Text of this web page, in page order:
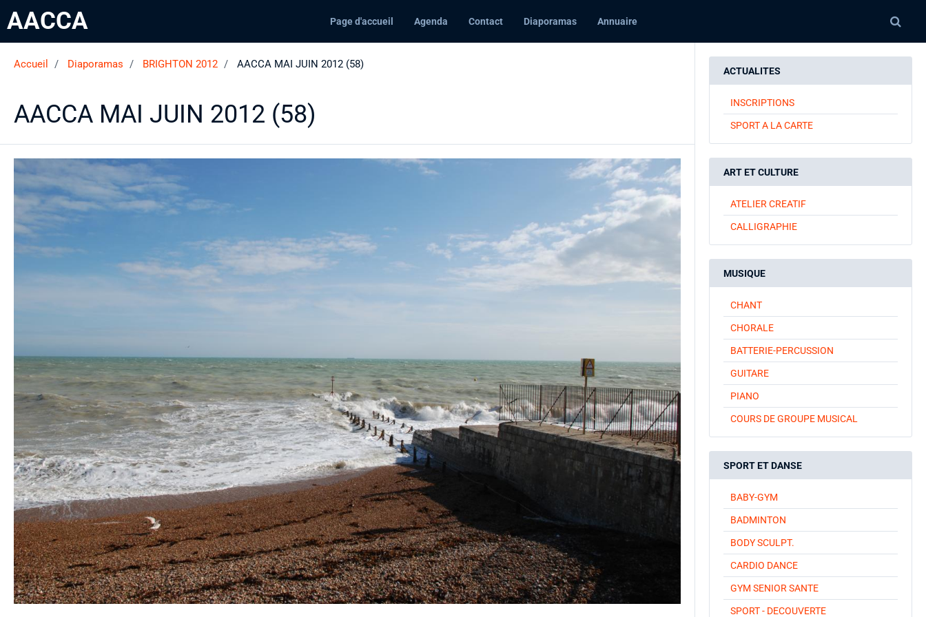
AACCA Page d'accueil Agenda Contact Diaporamas Annuaire
Accueil Diaporamas BRIGHTON 2012 AACCA MAI JUIN 2012 (58)
AACCA MAI JUIN 2012 (58)
ACTUALITES
INSCRIPTIONS
SPORT A LA CARTE
ART ET CULTURE
ATELIER CREATIF
CALLIGRAPHIE
MUSIQUE
CHANT
CHORALE
BATTERIE-PERCUSSION
GUITARE
PIANO
COURS DE GROUPE MUSICAL
SPORT ET DANSE
BABY-GYM
BADMINTON
BODY SCULPT.
CARDIO DANCE
GYM SENIOR SANTE
SPORT - DECOUVERTE